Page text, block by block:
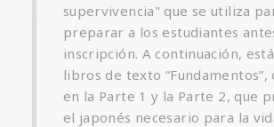
supervivencia" que se utiliza
preparar a los estudiantes
inscripción. A continuación,
libros de texto “Fundamentos”,
en la Parte 1 y la Parte 2, que
el japonés necesario para la